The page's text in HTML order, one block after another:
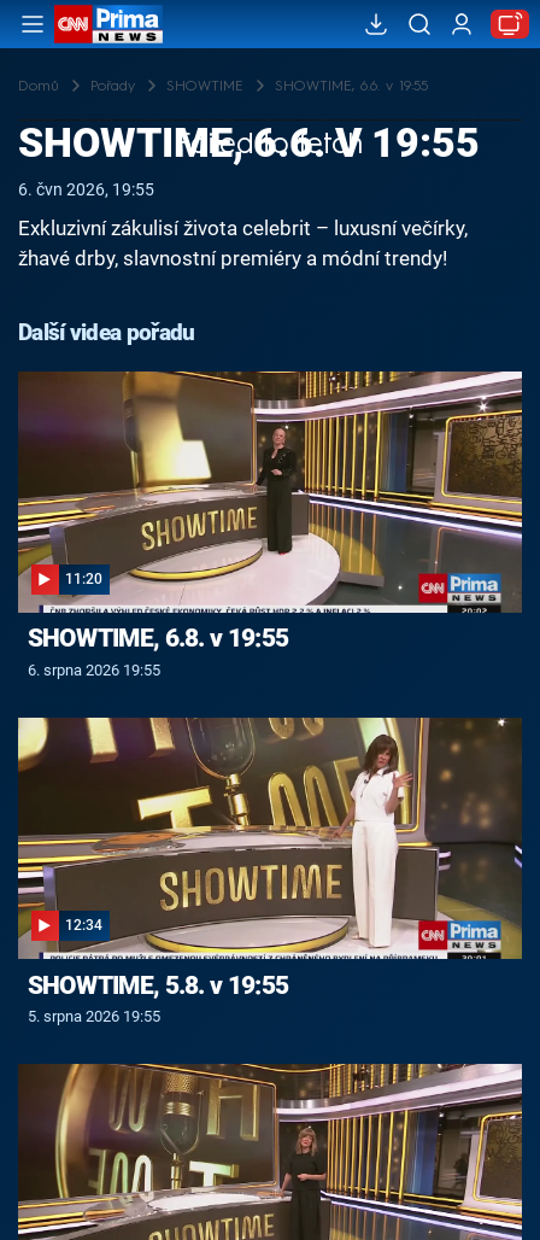
Domů Pořady SHOWTIME SHOWTIME, 6.6. v 19:55
Failed to fetch
SHOWTIME, 6.6. V 19:55
6. čvn 2026, 19:55
Exkluzivní zákulisí života celebrit – luxusní večírky,
žhavé drby, slavnostní premiéry a módní trendy!
Další videa pořadu
11:20
SHOWTIME, 6.8. v 19:55
6. srpna 2026 19:55
12:34
SHOWTIME, 5.8. v 19:55
5. srpna 2026 19:55